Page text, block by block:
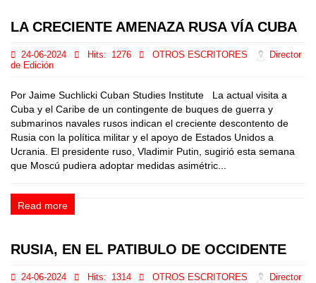
LA CRECIENTE AMENAZA RUSA VÍA CUBA
24-06-2024 Hits: 1276 OTROS ESCRITORES
Director
de Edición
Por Jaime Suchlicki Cuban Studies Institute La actual visita a
Cuba y el Caribe de un contingente de buques de guerra y
submarinos navales rusos indican el creciente descontento de
Rusia con la política militar y el apoyo de Estados Unidos a
Ucrania. El presidente ruso, Vladimir Putin, sugirió esta semana
que Moscú pudiera adoptar medidas asimétric...
Read more
RUSIA, EN EL PATIBULO DE OCCIDENTE
24-06-2024 Hits: 1314 OTROS ESCRITORES
Director